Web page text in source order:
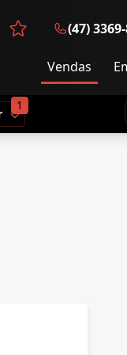
Favoritos (0 itens)
(47)
Vendas
1